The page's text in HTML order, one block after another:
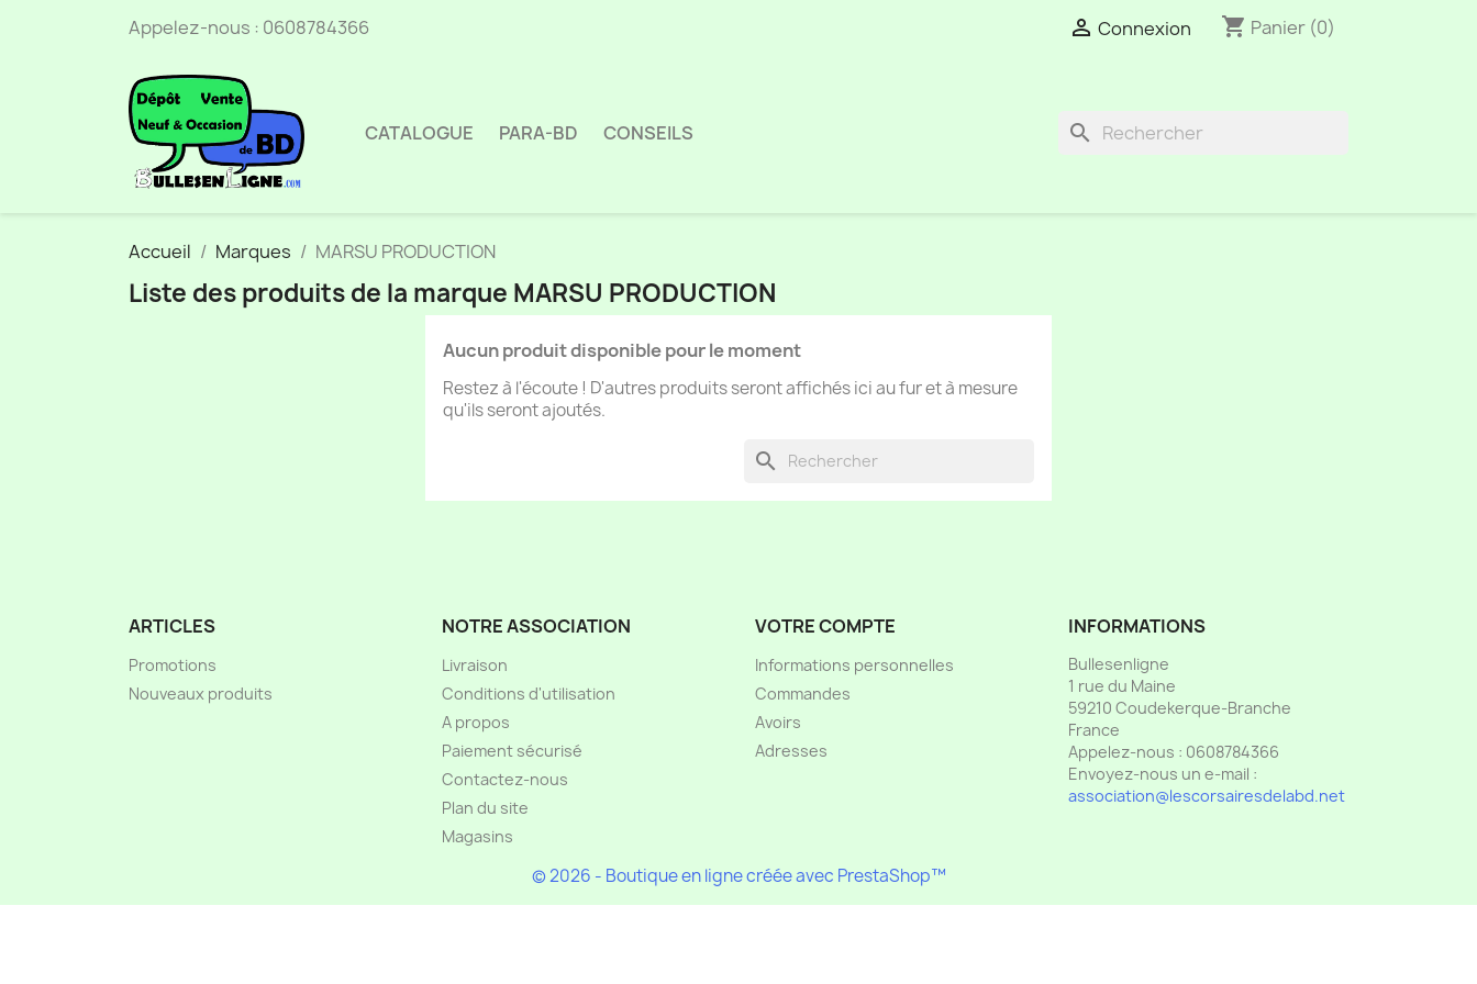
Appelez-nous : 0608784366  Connexion shopping_cart Panier (0)
CATALOGUE PARA-BD CONSEILS search
Accueil Marques MARSU PRODUCTION
Liste des produits de la marque MARSU PRODUCTION
Aucun produit disponible pour le moment
Restez à l'écoute ! D'autres produits seront affichés ici au fur et à mesure
qu'ils seront ajoutés.
search
ARTICLES
Promotions
Nouveaux produits
NOTRE ASSOCIATION
Livraison
Conditions d'utilisation
A propos
Paiement sécurisé
Contactez-nous
Plan du site
Magasins
VOTRE COMPTE
Informations personnelles
Commandes
Avoirs
Adresses
INFORMATIONS
Bullesenligne
1 rue du Maine
59210 Coudekerque-Branche
France
Appelez-nous : 0608784366
Envoyez-nous un e-mail :
association@lescorsairesdelabd.net
© 2026 - Boutique en ligne créée avec PrestaShop™